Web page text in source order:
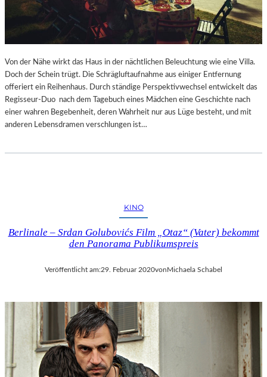
A
N
G
R
Von der Nähe wirkt das Haus in der nächtlichen Beleuchtung wie eine Villa.
Doch der Schein trügt. Die Schrägluftaufnahme aus einiger Entfernung
offeriert ein Reihenhaus. Durch ständige Perspektivwechsel entwickelt das
Regisseur-Duo nach dem Tagebuch eines Mädchen eine Geschichte nach
einer wahren Begebenheit, deren Wahrheit nur aus Lüge besteht, und mit
anderen Lebensdramen verschlungen ist…
KINO
Berlinale – Srdan Golubovićs Film „Otaz“ (Vater) bekommt
den Panorama Publikumspreis
Veröffentlicht am:29. Februar 2020vonMichaela Schabel